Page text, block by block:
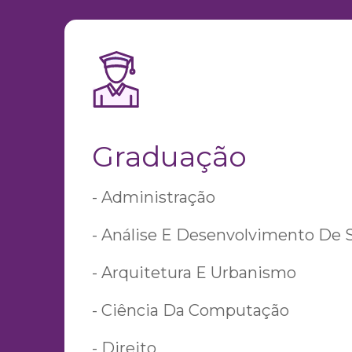
Graduação
- Administração
- Análise E Desenvolvimento De
- Arquitetura E Urbanismo
- Ciência Da Computação
- Direito